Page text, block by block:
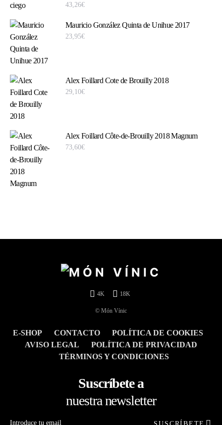
43,26€
Mauricio González Quinta de Unihue 2017
23,95€
Alex Foillard Cote de Brouilly 2018
29,10€
Alex Foillard Côte-de-Brouilly 2018 Magnum
73,60€
4K 18K
© Món Vínic
E-SHOP CONTACTO
POLÍTICA DE COOKIES
AVISO LEGAL
POLÍTICA DE PRIVACIDAD
TÉRMINOS Y CONDICIONES
Suscríbete a
nuestra newsletter